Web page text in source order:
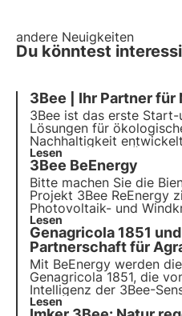
andere Neuigkeiten
Du könntest
3Bee | Ihr Partner
3Bee ist das erste
Lösungen für
Nachhaltigkeit
Technologie zur
Artenvielfalt entwickelt.
Partnerunternehmen
will es sich als
Umweltschutz
Lesen
3Bee BeEnergy
Bitte machen Sie die
Projekt 3Bee ReEnergy
Photovoltaik- und
Flächen wieder
Syndrom der
genug in erneuerbare
Bienen und Fotovoltaik
Kraft geben.
Lesen
Genagricola 1851
Partnerschaft für
Mit BeEnergy werden die
Genagricola 1851, die
Intelligenz der 3Bee-
zu einem Zufluchtsort
Lesen